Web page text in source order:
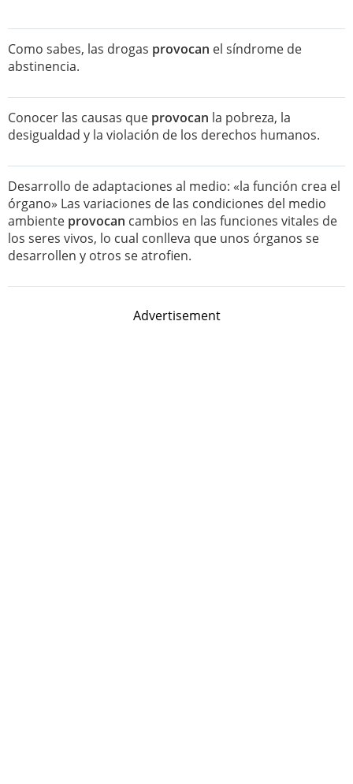
Como sabes, las drogas provocan el síndrome de
abstinencia.
Conocer las causas que provocan la pobreza, la
desigualdad y la violación de los derechos humanos.
Desarrollo de adaptaciones al medio: «la función crea el
órgano» Las variaciones de las condiciones del medio
ambiente provocan cambios en las funciones vitales de
los seres vivos, lo cual conlleva que unos órganos se
desarrollen y otros se atrofien.
Advertisement